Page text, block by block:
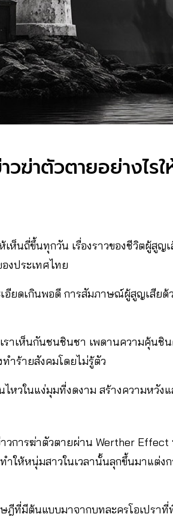
ฆ่าตัวตายอย่างไร
ห็นถี่ขึ้นทุกวัน เรื่องราวของชีวิตผู้สู
งประเทศไทย
อียดเกินพอดี การสัมภาษณ์ผู้สูญเสียด้
าเห็นกันชนชินชา เพดานความคุ้นชิ
ำร้ายสังคมโดยไม่รู้ตัว
หวในแง่มุมที่งดงาม สร้างความหวัง
วการฆ่าตัวตายผ่าน Werther
ให้หนุ่มสาวในเวลานั้นลุกขึ้นมาแต่ง
ที่มีต้นแบบมาจากบทละครโอเปราที่พิ